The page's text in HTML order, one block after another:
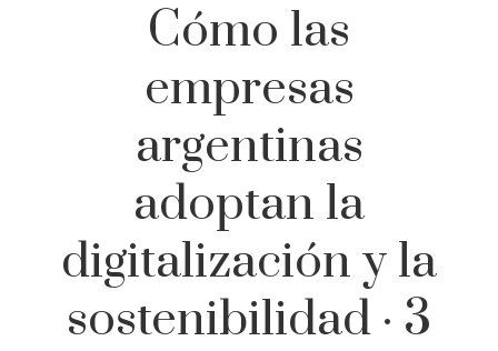
Cómo las
empresas
argentinas
adoptan la
digitalización y la
sostenibilidad · 3